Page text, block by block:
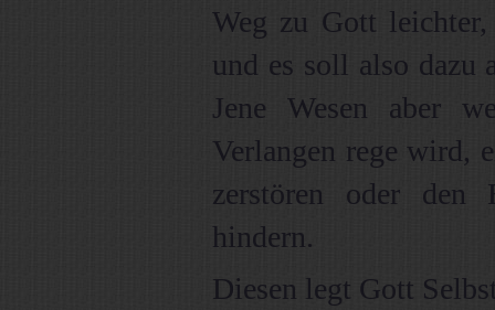
Weg zu Gott leichter,
und es soll also dazu
Jene Wesen aber
Verlangen rege wird,
zerstören oder den
hindern.
Diesen legt Gott